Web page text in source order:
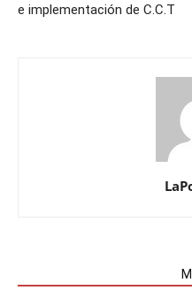
e implementación de C.C.T